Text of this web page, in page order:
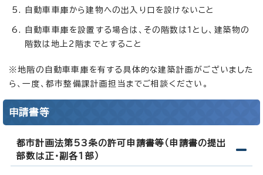
自動車車庫から建物への出入り口を設けないこと
自動車車庫を設置する場合は、その階数は1とし、建築物の
階数は地上2階までとすること
※地階の自動車車庫を有する具体的な建築計画がございました
ら、一度、都市整備課計画担当までご相談ください。
申請書等
都市計画法第53条の許可申請書等（申請書の提出
部数は正・副各1部）